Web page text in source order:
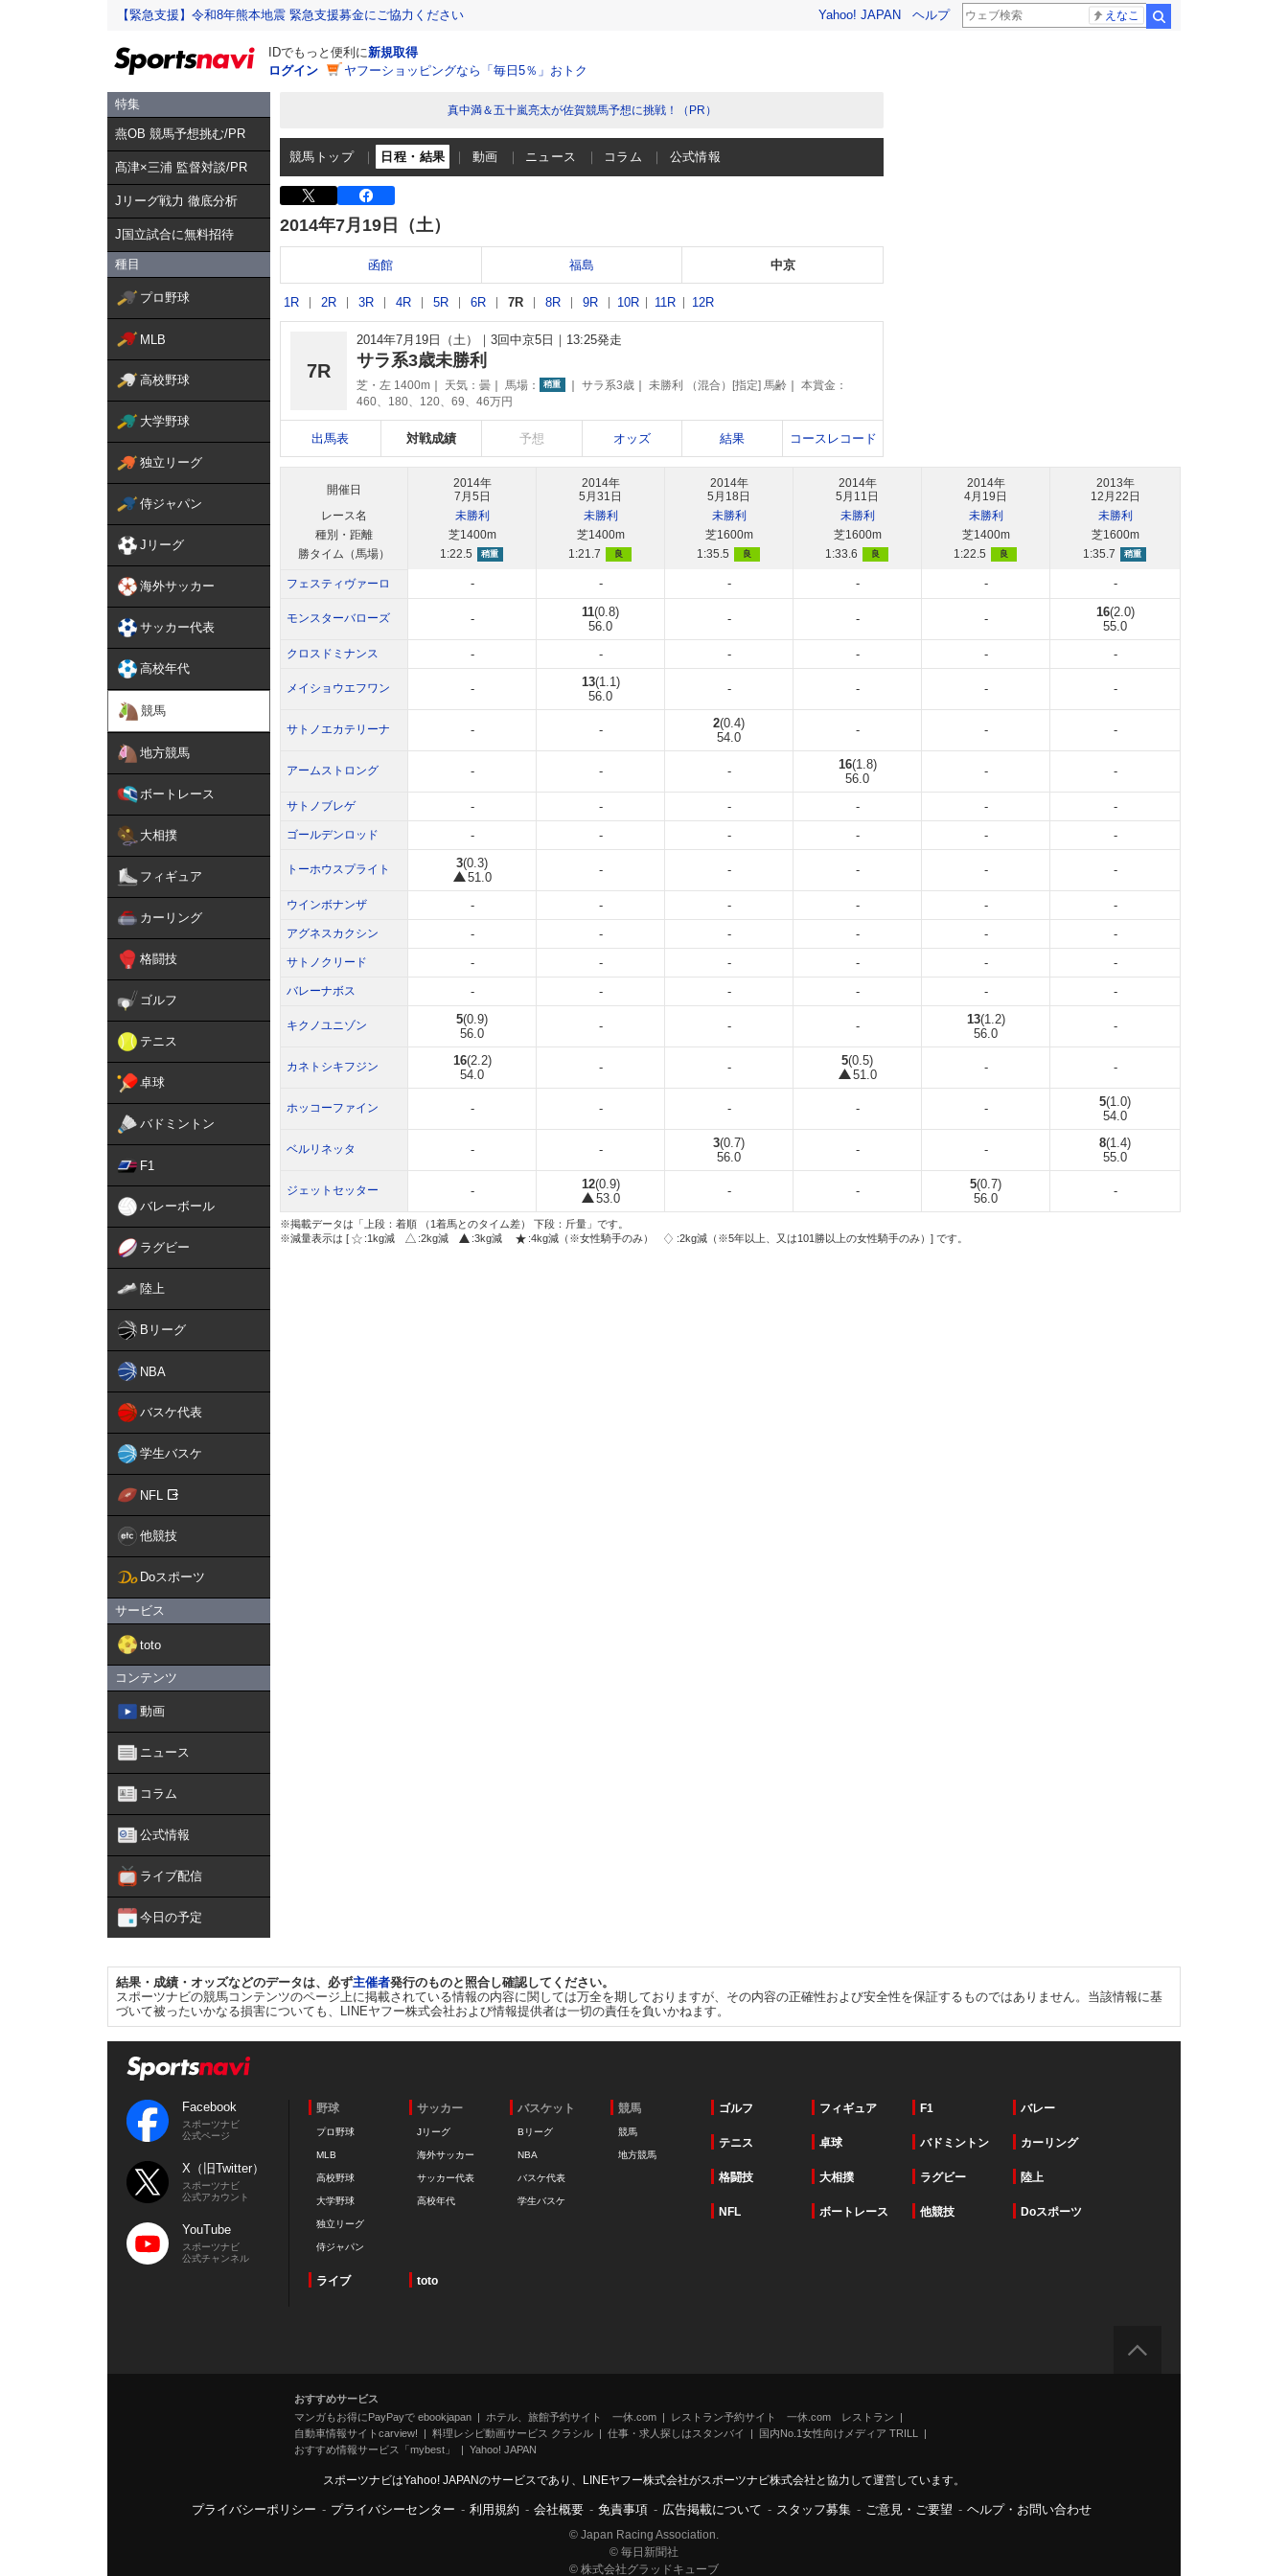
【緊急支援】令和8年熊本地震 緊急支援募金にご協力ください Yahoo! JAPAN ヘルプ えなこ
IDでもっと便利に新規取得
ログイン
ヤフーショッピングなら「毎日5％」おトク
特集
燕OB 競馬予想挑む/PR
髙津×三浦 監督対談/PR
Jリーグ戦力 徹底分析
J国立試合に無料招待
種目
プロ野球
MLB
高校野球
大学野球
独立リーグ
侍ジャパン
Jリーグ
海外サッカー
サッカー代表
高校年代
競馬
地方競馬
ボートレース
大相撲
フィギュア
カーリング
格闘技
ゴルフ
テニス
卓球
バドミントン
F1
バレーボール
ラグビー
陸上
Bリーグ
NBA
バスケ代表
学生バスケ
NFL
他競技
Doスポーツ
サービス
toto
コンテンツ
動画
ニュース
コラム
公式情報
ライブ配信
今日の予定
真中満＆五十嵐亮太が佐賀競馬予想に挑戦！（PR）
競馬トップ 日程・結果 動画 ニュース コラム 公式情報
2014年7月19日（土）
函館 福島 中京
1R 2R 3R 4R 5R 6R 7R 8R 9R 10R 11R 12R
7R
2014年7月19日（土） 3回中京5日 13:25発走
サラ系3歳未勝利
芝・左 1400m 天気： 曇 馬場： 稍重 サラ系3歳 未勝利 （混合）[指定] 馬齢
本賞金：
460、180、120、69、46万円
出馬表 対戦成績 予想 オッズ 結果 コースレコード
開催日
レース名
種別・距離
勝タイム（馬場）
2014年
7月5日
未勝利
芝1400m
1:22.5
稍重
2014年
5月31日
未勝利
芝1400m
1:21.7
良
2014年
5月18日
未勝利
芝1600m
1:35.5
良
2014年
5月11日
未勝利
芝1600m
1:33.6
良
2014年
4月19日
未勝利
芝1400m
1:22.5
良
2013年
12月22日
未勝利
芝1600m
1:35.7
稍重
フェスティヴァーロ - - - - - -
モンスターバローズ - 11(0.8)
56.0
- - - 16(2.0)
55.0
クロスドミナンス - - - - - -
メイショウエフワン - 13(1.1)
56.0
- - - -
サトノエカテリーナ - - 2(0.4)
54.0
- - -
アームストロング - - - 16(1.8)
56.0
- -
サトノブレゲ - - - - - -
ゴールデンロッド - - - - - -
トーホウスプライト 3(0.3)
51.0
- - - - -
ウインボナンザ - - - - - -
アグネスカクシン - - - - - -
サトノクリード - - - - - -
バレーナボス - - - - - -
キクノユニゾン 5(0.9)
56.0
- - - 13(1.2)
56.0
-
カネトシキフジン 16(2.2)
54.0
- - 5(0.5)
51.0
- -
ホッコーファイン - - - - - 5(1.0)
54.0
ベルリネッタ - - 3(0.7)
56.0
- - 8(1.4)
55.0
ジェットセッター - 12(0.9)
53.0
- - 5(0.7)
56.0
-
※掲載データは「上段：着順 （1着馬とのタイム差） 下段：斤量」です。
※減量表示は [
:1kg減 :2kg減 :3kg減 :4kg減（※女性騎手のみ） :2kg減（※5年以上、又は101勝以上の女性騎手のみ）] です。
結果・成績・オッズなどのデータは、必ず主催者発行のものと照合し確認してください。
スポーツナビの競馬コンテンツのページ上に掲載されている情報の内容に関しては万全を期しておりますが、その内容の正確性および安全性を保証するものではありません。当該情報に基
づいて被ったいかなる損害についても、LINEヤフー株式会社および情報提供者は一切の責任を負いかねます。
Facebook
スポーツナビ
公式ページ
X（旧Twitter）
スポーツナビ
公式アカウント
YouTube
スポーツナビ
公式チャンネル
野球
プロ野球
MLB
高校野球
大学野球
独立リーグ
侍ジャパン
サッカー
Jリーグ
海外サッカー
サッカー代表
高校年代
バスケット
Bリーグ
NBA
バスケ代表
学生バスケ
競馬
競馬
地方競馬
ゴルフ フィギュア F1 バレー
テニス 卓球 バドミントン カーリング
格闘技 大相撲 ラグビー 陸上
NFL ボートレース 他競技 Doスポーツ
ライブ toto
おすすめサービス
マンガもお得にPayPayで ebookjapan
ホテル、旅館予約サイト 一休.com
レストラン予約サイト 一休.com レストラン
自動車情報サイトcarview!
料理レシピ動画サービス クラシル 仕事・求人探しはスタンバイ
国内No.1女性向けメディア TRILL
おすすめ情報サービス「mybest」
Yahoo! JAPAN
スポーツナビはYahoo! JAPANのサービスであり、LINEヤフー株式会社がスポーツナビ株式会社と協力して運営しています。
プライバシーポリシー - プライバシーセンター - 利用規約 - 会社概要 - 免責事項 - 広告掲載について - スタッフ募集 - ご意見・ご要望 - ヘルプ・お問い合わせ
© Japan Racing Association.
© 毎日新聞社
© 株式会社グラッドキューブ